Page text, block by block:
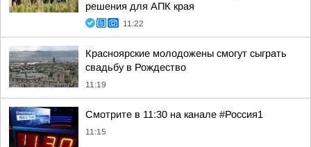
решения для АПК края
11:22
Красноярские молодожены смогут сыграть
свадьбу в Рождество
11:19
Смотрите в 11:30 на канале #Россия1
11:15